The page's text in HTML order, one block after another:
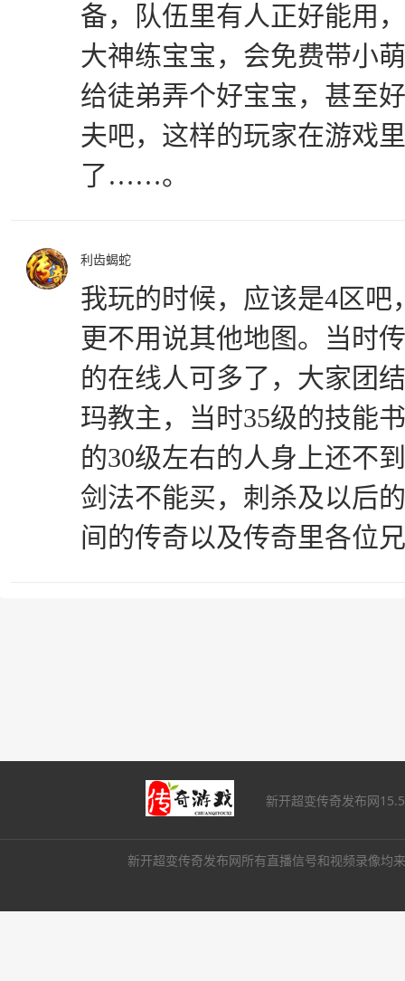
备，队伍里有人正好能用
大神练宝宝，会免费带小
给徒弟弄个好宝宝，甚至
夫吧，这样的玩家在游戏
了……。
利齿蝎蛇
我玩的时候，应该是4区
更不用说其他地图。当时
的在线人可多了，大家团
玛教主，当时35级的技能
的30级左右的人身上还不
剑法不能买，刺杀及以后
间的传奇以及传奇里各位
新开超变传奇发布网
新开超变传奇发布网所有直播信号和视频录像均